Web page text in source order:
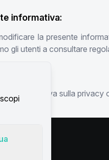
informativa:
la presente
gli utenti a consultare
informativa sulla